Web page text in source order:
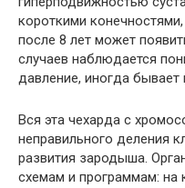
короткими
после 8 лет может
случаев наблюдается
давление, иногда
Вся эта чехарда с
неправильного деления
развития зародыша.
схемам и программам: на